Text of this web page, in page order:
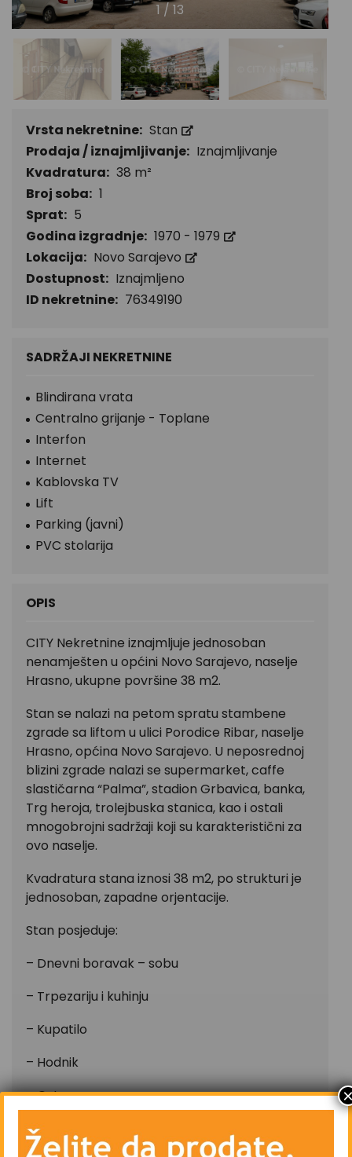
1 / 13
Vrsta nekretnine: Stan
Prodaja / iznajmljivanje: Iznajmljivanje
Kvadratura: 38 m²
Broj soba: 1
Sprat: 5
Godina izgradnje: 1970 - 1979
Lokacija: Novo Sarajevo
Dostupnost: Iznajmljeno
ID nekretnine: 76349190
SADRŽAJI NEKRETNINE
Blindirana vrata
Centralno grijanje - Toplane
Interfon
Internet
Kablovska TV
Lift
Parking (javni)
PVC stolarija
OPIS
CITY Nekretnine iznajmljuje jednosoban
nenamješten u općini Novo Sarajevo, naselje
Hrasno, ukupne površine 38 m2.
Stan se nalazi na petom spratu stambene
zgrade sa liftom u ulici Porodice Ribar, naselje
Hrasno, općina Novo Sarajevo. U neposrednoj
blizini zgrade nalazi se supermarket, caffe
slastičarna “Palma”, stadion Grbavica, banka,
Trg heroja, trolejbuska stanica, kao i ostali
mnogobrojni sadržaji koji su karakteristični za
ovo naselje.
Kvadratura stana iznosi 38 m2, po strukturi je
jednosoban, zapadne orjentacije.
Stan posjeduje:
– Dnevni boravak – sobu
– Trpezariju i kuhinju
– Kupatilo
– Hodnik
– Ostavu
– Centralno grijanje – gradsko – Toplane